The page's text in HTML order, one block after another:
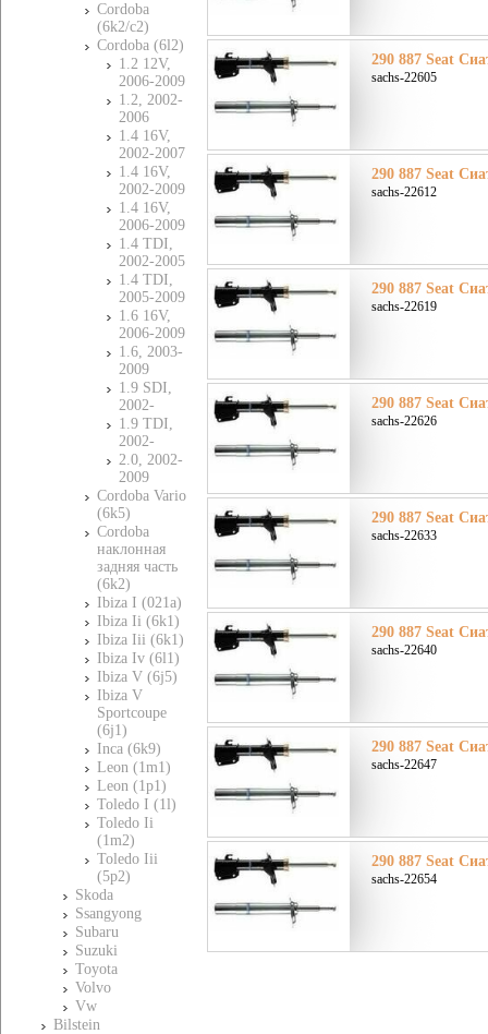
Cordoba
(6k2/c2)
Cordoba (6l2)
1.2 12V,
2006-2009
1.2, 2002-
2006
1.4 16V,
2002-2007
1.4 16V,
2002-2009
1.4 16V,
2006-2009
1.4 TDI,
2002-2005
1.4 TDI,
2005-2009
1.6 16V,
2006-2009
1.6, 2003-
2009
1.9 SDI,
2002-
1.9 TDI,
2002-
2.0, 2002-
2009
Cordoba Vario
(6k5)
Cordoba
наклонная
задняя часть
(6k2)
Ibiza I (021a)
Ibiza Ii (6k1)
Ibiza Iii (6k1)
Ibiza Iv (6l1)
Ibiza V (6j5)
Ibiza V
Sportcoupe
(6j1)
Inca (6k9)
Leon (1m1)
Leon (1p1)
Toledo I (1l)
Toledo Ii
(1m2)
Toledo Iii
(5p2)
Skoda
Ssangyong
Subaru
Suzuki
Toyota
Volvo
Vw
Bilstein
290 887 Seat
sachs-22605
290 887 Seat
sachs-22612
290 887 Seat
sachs-22619
290 887 Seat
sachs-22626
290 887 Seat
sachs-22633
290 887 Seat
sachs-22640
290 887 Seat
sachs-22647
290 887 Seat
sachs-22654